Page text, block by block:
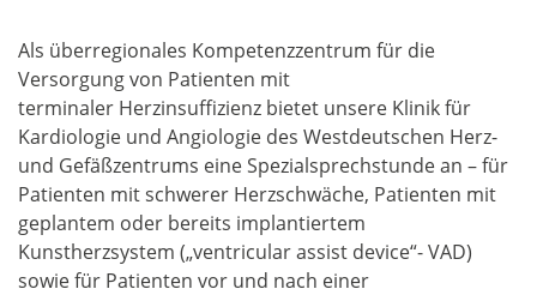
Als überregionales Kompetenzzentrum für die
Versorgung von Patienten mit
terminaler Herzinsuffizienz bietet unsere Klinik für
Kardiologie und Angiologie des Westdeutschen Herz-
und Gefäßzentrums eine Spezialsprechstunde an – für
Patienten mit schwerer Herzschwäche, Patienten mit
geplantem oder bereits implantiertem
Kunstherzsystem („ventricular assist device“- VAD)
sowie für Patienten vor und nach einer